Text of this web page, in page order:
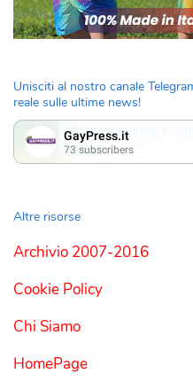
Unisciti al nostro canale
reale sulle ultime news!
Altre risorse
Archivio 2007-2016
Cookie Policy
Chi Siamo
HomePage